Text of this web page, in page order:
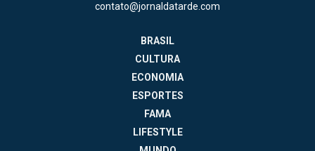
contato@jornaldatarde.com
BRASIL
CULTURA
ECONOMIA
ESPORTES
FAMA
LIFESTYLE